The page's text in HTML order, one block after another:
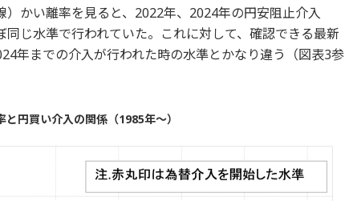
かい離率を見ると、2022年、2024年の円安阻止介入
じ水準で行われていた。これに対して、確認できる最新
年までの介入が行われた時の水準とかなり違う（図表3参
円買い介入の関係（1985年～）